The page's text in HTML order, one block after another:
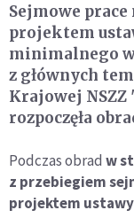
Sejmowe
projektem
minimalnego
z głównych
Krajowej
rozpoczęła
Podczas obrad w
z przebiegiem
projektem